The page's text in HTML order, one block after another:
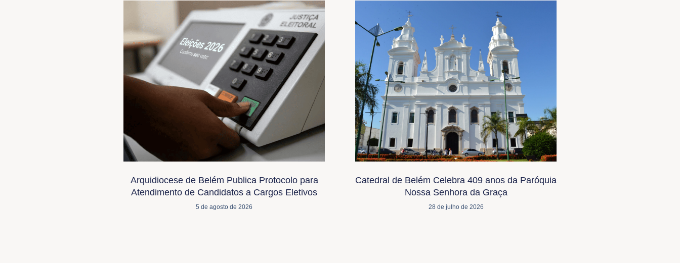
Arquidiocese de Belém Publica Protocolo para
Atendimento de Candidatos a Cargos Eletivos
5 de agosto de 2026
Catedral de Belém Celebra 409 anos da Paróquia
Nossa Senhora da Graça
28 de julho de 2026